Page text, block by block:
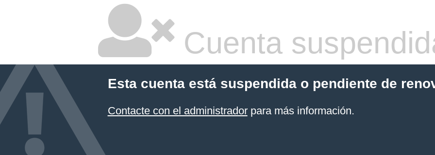
Cuenta
Esta cuenta está suspendida o pendiente de
Contacte con el administradorpara más información.